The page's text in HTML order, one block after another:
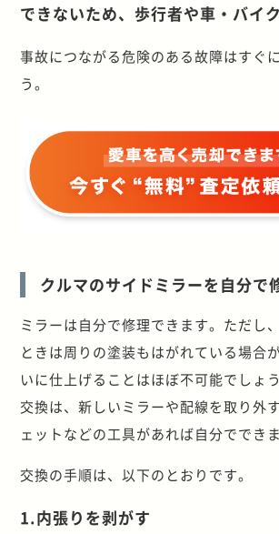
できないため、歩行者や車・バイ
事故につながる危険のある故障はすぐ
う。
クルマのサイドミラーを自分で
ミラーは自分で修理できます。ただし
ときは周りの塗装もはがれている場合
いに仕上げることはほぼ不可能でしょ
交換は、新しいミラーや配線を取り外
ェットなどの工具があれば自分でできま
交換の手順は、以下のとおりです。
1.内張りを剥がす